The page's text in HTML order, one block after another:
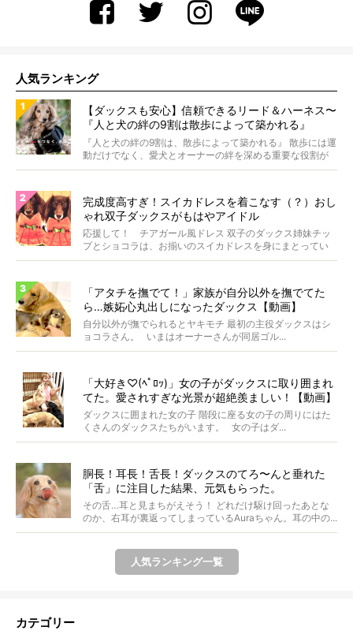
人気ランキング
【ダックスも安心】信頼できるリード＆ハーネス〜
『人と犬の絆の9割は散歩によって築かれる』
WOLFGANG MAN＆BEAST〜
『人と犬の絆の9割は、散歩によって築かれる』 散歩には運
動だけでなく、愛犬とオーナーの絆を深める重要な役割が
あ...
完成度高すぎ！スイカドレスを着こなす（？）おし
ゃれ双子ダックスがもはやアイドル
応援して！ チアガール風ドレス 双子のダックス姉妹チッ
プとショコラは、お揃いのスイカドレスを身にまとってい
ます...
「アタチを撫でて！」家族が自分以外を撫でてた
ら…嫉妬心丸出しになったダックス【動画】
自分以外が撫でられるとヤキモチ 最初の主役ダックスはシ
ョコラさん。 いまはオーナーさんが同居ゴル...
「大好き♡(ﾍﾟﾛｯ)」女の子がダックスに取り囲まれ
てた。愛されすぎな光景が超絶羨ましい！【動画】
ダックスに囲まれた女の子 階段に座る女の子の周りにはた
くさんのダックスたちがいます。 女の子はダ...
胴長！耳長！舌長！ダックスのてろ〜んと垂れた
「舌」に注目した結果、元気もらった。
その舌…耳と見まちがえそう！ どれだけ駆け回ったあとな
のか、右耳が裏返ってしまっているAuraちゃん。耳の中の...
人気ランキング一覧
カテゴリー